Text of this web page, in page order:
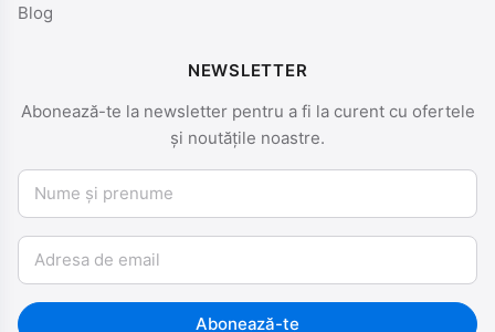
Blog
NEWSLETTER
Abonează-te la newsletter pentru a fi la curent cu ofertele
și noutățile noastre.
Nume și prenume
Email
Abonează-te